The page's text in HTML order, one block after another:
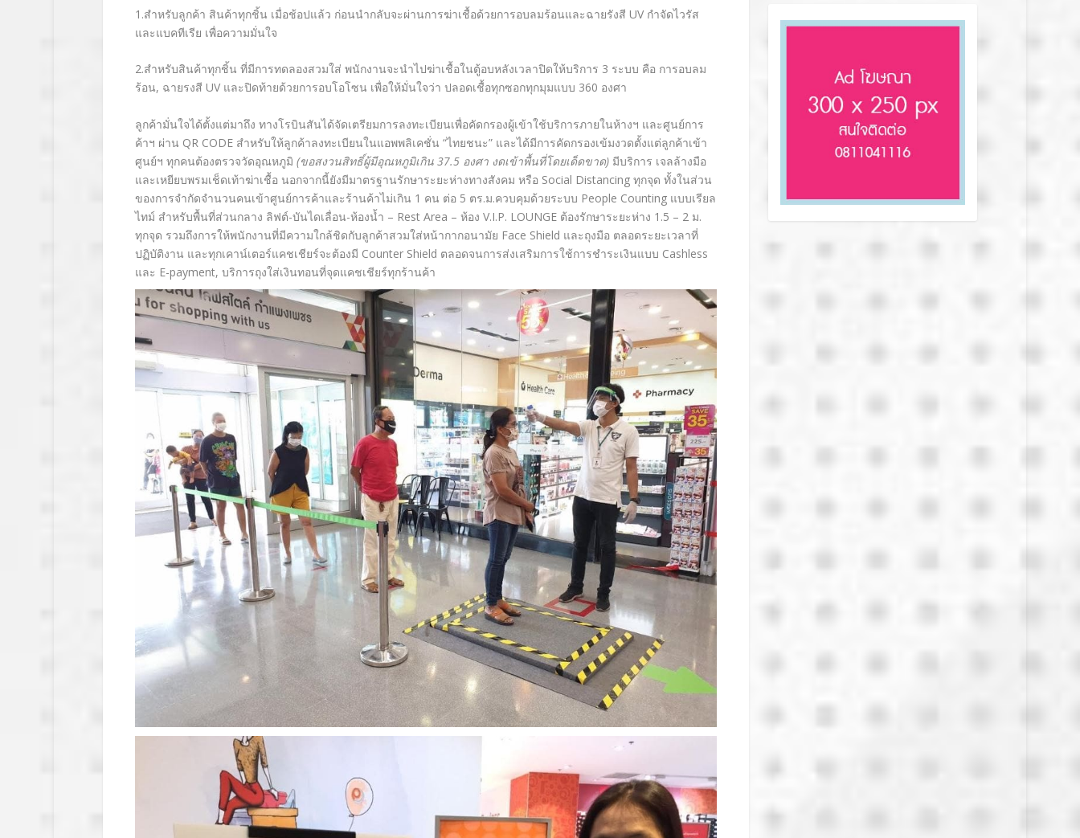
1.สำหรับลูกค้า สินค้าทุกชิ้น เมื่อช้อปแล้ว ก่อนนำกลับจะผ่านการฆ่าเชื้อด้วยการอบลมร้อนและฉายรังสี UV กำจัดไวรัส
และแบคทีเรีย เพื่อความมั่นใจ
2.สำหรับสินค้าทุกชิ้น ที่มีการทดลองสวมใส่ พนักงานจะนำไปฆ่าเชื้อในตู้อบหลังเวลาปิดให้บริการ 3 ระบบ คือ การอบลม
ร้อน, ฉายรงสี UV และปิดท้ายด้วยการอบโอโซน เพื่อให้มั่นใจว่า ปลอดเชื้อทุกซอกทุกมุมแบบ 360 องศา
ลูกค้ามั่นใจได้ตั้งแต่มาถึง ทางโรบินสันได้จัดเตรียมการลงทะเบียนเพื่อคัดกรองผู้เข้าใช้บริการภายในห้างฯ และศูนย์การ
ค้าฯ ผ่าน QR CODE สำหรับให้ลูกค้าลงทะเบียนในแอพพลิเคชั่น “ไทยชนะ”และได้มีการคัดกรองเข้มงวดตั้งแต่ลูกค้าเข้า
ศูนย์ฯ ทุกคนต้องตรวจวัดอุณหภูมิ (ขอสงวนสิทธิ์ผู้มีอุณหภูมิเกิน 37.5 องศา งดเข้าพื้นที่โดยเด็ดขาด) มีบริการ เจลล้างมือ
และเหยียบพรมเช็ดเท้าฆ่าเชื้อ นอกจากนี้ยังมีมาตรฐานรักษาระยะห่างทางสังคม หรือ Social Distancing ทุกจุด ทั้งในส่วน
ของการจำกัดจำนวนคนเข้าศูนย์การค้าและร้านค้าไม่เกิน 1 คน ต่อ 5 ตร.ม.ควบคุมด้วยระบบ People Countingแบบเรียล
ไทม์ สำหรับพื้นที่ส่วนกลาง ลิฟต์-บันไดเลื่อน-ห้องน้ำ – Rest Area – ห้อง V.I.P. LOUNGE ต้องรักษาระยะห่าง 1.5 – 2 ม.
ทุกจุด รวมถึงการให้พนักงานที่มีความใกล้ชิดกับลูกค้าสวมใส่หน้ากากอนามัย Face Shield และถุงมือ ตลอดระยะเวลาที่
ปฏิบัติงาน และทุกเคาน์เตอร์แคชเชียร์จะต้องมี Counter Shield ตลอดจนการส่งเสริมการใช้การชำระเงินแบบ Cashless
และ E-payment, บริการถุงใส่เงินทอนที่จุดแคชเชียร์ทุกร้านค้า